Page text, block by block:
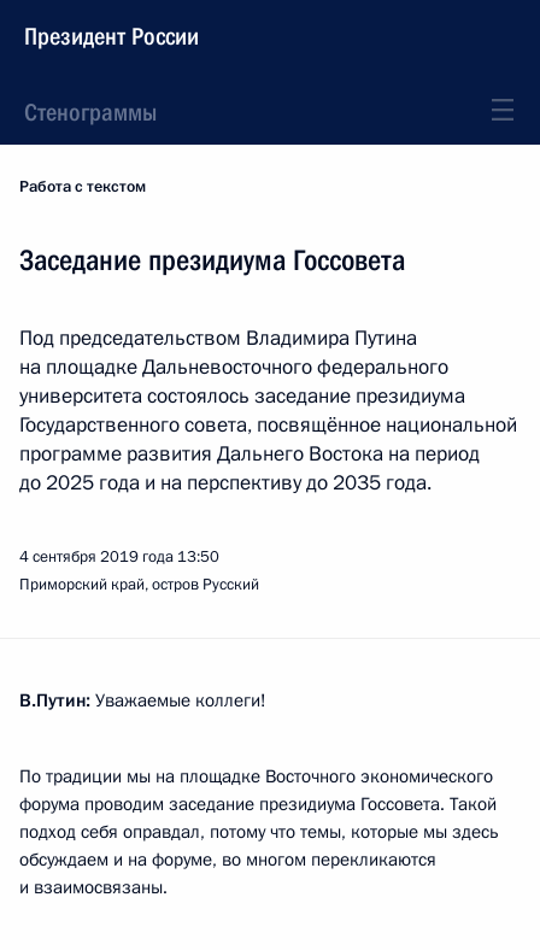
Президент России
Стенограммы
Работа с текстом
Заседание президиума Госсовета
Под председательством Владимира Путина
на площадке Дальневосточного федерального
университета состоялось заседание президиума
Государственного совета, посвящённое национальной
программе развития Дальнего Востока на период
до 2025 года и на перспективу до 2035 года.
4 сентября 2019 года 13:50
Приморский край, остров Русский
В.Путин: Уважаемые коллеги!
По традиции мы на площадке Восточного экономического
форума проводим заседание президиума Госсовета. Такой
подход себя оправдал, потому что темы, которые мы здесь
обсуждаем и на форуме, во многом перекликаются
и взаимосвязаны.